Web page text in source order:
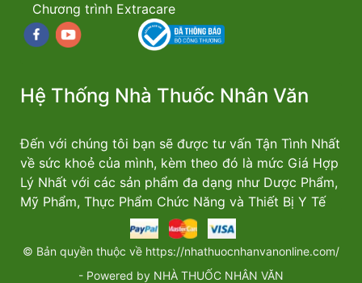
Chương trình Extracare
Facebookyoutube
Hệ Thống Nhà Thuốc Nhân Văn
Đến với chúng tôi bạn sẽ được tư vấn Tận Tình Nhất
về sức khoẻ của mình, kèm theo đó là mức Giá Hợp
Lý Nhất với các sản phẩm đa dạng như Dược Phẩm,
Mỹ Phẩm, Thực Phẩm Chức Năng và Thiết Bị Y Tế
© Bản quyền thuộc về https://nhathuocnhanvanonline.com/
- Powered by NHÀ THUỐC NHÂN VĂN